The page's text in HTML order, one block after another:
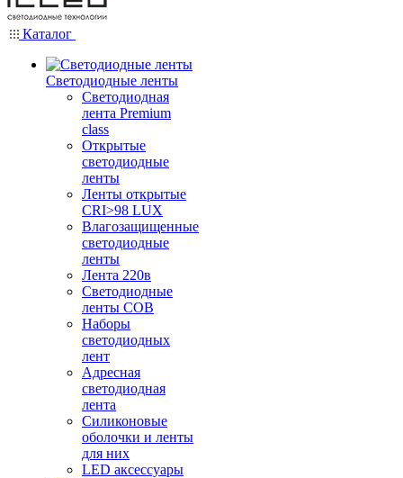
Каталог
Светодиодные ленты
Светодиодная
лента Premium
class
Открытые
светодиодные
ленты
Ленты открытые
CRI>98 LUX
Влагозащищенные
светодиодные
ленты
Лента 220в
Светодиодные
ленты COB
Наборы
светодиодных
лент
Адресная
светодиодная
лента
Силиконовые
оболочки и ленты
для них
LED аксессуары